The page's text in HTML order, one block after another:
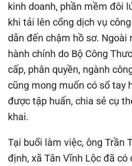
kinh doanh, phần mềm đôi
khi tải lên cổng dịch vụ
dẫn đến chậm hồ sơ. Ngoài
hành chính do Bộ Công
cấp, phân quyền, ngành
cũng mong muốn có sổ tay
được tập huấn, chia sẻ cụ
khai.
Tại buổi làm việc, ông Trần
định, xã Tân Vĩnh Lộc đã